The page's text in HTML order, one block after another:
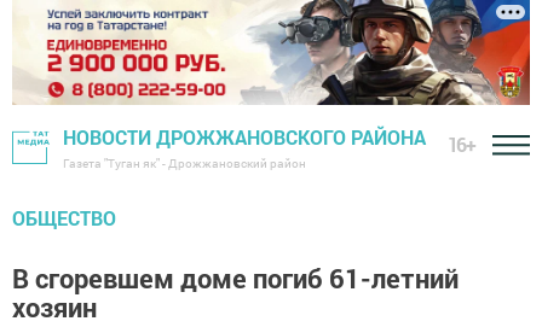
НОВОСТИ ДРОЖЖАНОВСКОГО РАЙОНА
Газета "Туган як" - Дрожжановский район
16+
ОБЩЕСТВО
В сгоревшем доме погиб 61-летний
хозяин